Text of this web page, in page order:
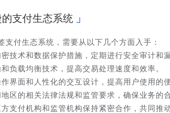
支付生态系统
付生态系统，需要从以下几个方面入手：
密技术和数据保护措施，定期进行安全审计和
和负载均衡技术，提高交易处理速度和效率。
界面和人性化的交互设计，提高用户使用的
区的相关法律法规和监管要求，确保业务的
支付机构和监管机构保持紧密合作，共同推